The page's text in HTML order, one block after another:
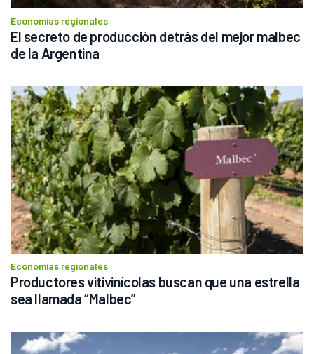
Economías regionales
El secreto de producción detrás del mejor malbec
de la Argentina
Economías regionales
Productores vitivinícolas buscan que una estrella